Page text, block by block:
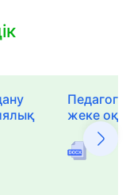
жеке